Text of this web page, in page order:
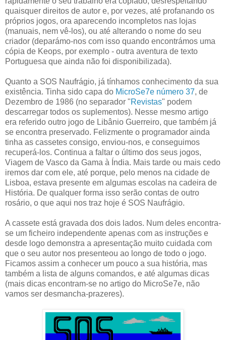
quaisquer direitos de autor e, por vezes, até profanando os
próprios jogos, ora aparecendo incompletos nas lojas
(manuais, nem vê-los), ou até alterando o nome do seu
criador (deparámo-nos com isso quando encontrámos uma
cópia de Keops, por exemplo - outra aventura de texto
Portuguesa que ainda não foi disponibilizada).
Quanto a SOS Naufrágio, já tínhamos conhecimento da sua
existência. Tinha sido capa do MicroSe7e número 37, de
Dezembro de 1986 (no separador "Revistas" podem
descarregar todos os suplementos). Nesse mesmo artigo
era referido outro jogo de Libânio Guerreiro, que também já
se encontra preservado. Felizmente o programador ainda
tinha as cassetes consigo, enviou-nos, e conseguimos
recuperá-los. Continua a faltar o último dos seus jogos,
Viagem de Vasco da Gama à Índia. Mais tarde ou mais cedo
iremos dar com ele, até porque, pelo menos na cidade de
Lisboa, estava presente em algumas escolas na cadeira de
História. De qualquer forma isso serão contas de outro
rosário, o que aqui nos traz hoje é SOS Naufrágio.
A cassete está gravada dos dois lados. Num deles encontra-
se um ficheiro independente apenas com as instruções e
desde logo demonstra a apresentação muito cuidada com
que o seu autor nos presenteou ao longo de todo o jogo.
Ficamos assim a conhecer um pouco a sua história, mas
também a lista de alguns comandos, e até algumas dicas
(mais dicas encontram-se no artigo do MicroSe7e, não
vamos ser desmancha-prazeres).